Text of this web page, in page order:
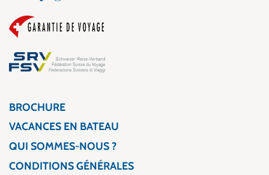
BROCHURE
VACANCES EN BATEAU
QUI SOMMES-NOUS ?
CONDITIONS GÉNÉRALES